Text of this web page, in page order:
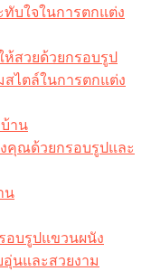
บใจในการตกแต่ง
สวยด้วยกรอบรูป
ไตล์ในการตกแต่ง
าน
คุณด้วยกรอบรูปและ
น
อบรูปแขวนผนัง
นและสวยงาม